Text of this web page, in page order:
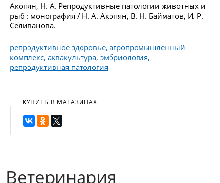
Акопян, Н. А. Репродуктивные патологии животных и
рыб : монография / Н. А. Акопян, В. Н. Байматов, И. Р.
Селиванова.
репродуктивное здоровье, агропромышленный
комплекс, аквакультура, эмбриология,
репродуктивная патология
КУПИТЬ В МАГАЗИНАХ
Ветеринария